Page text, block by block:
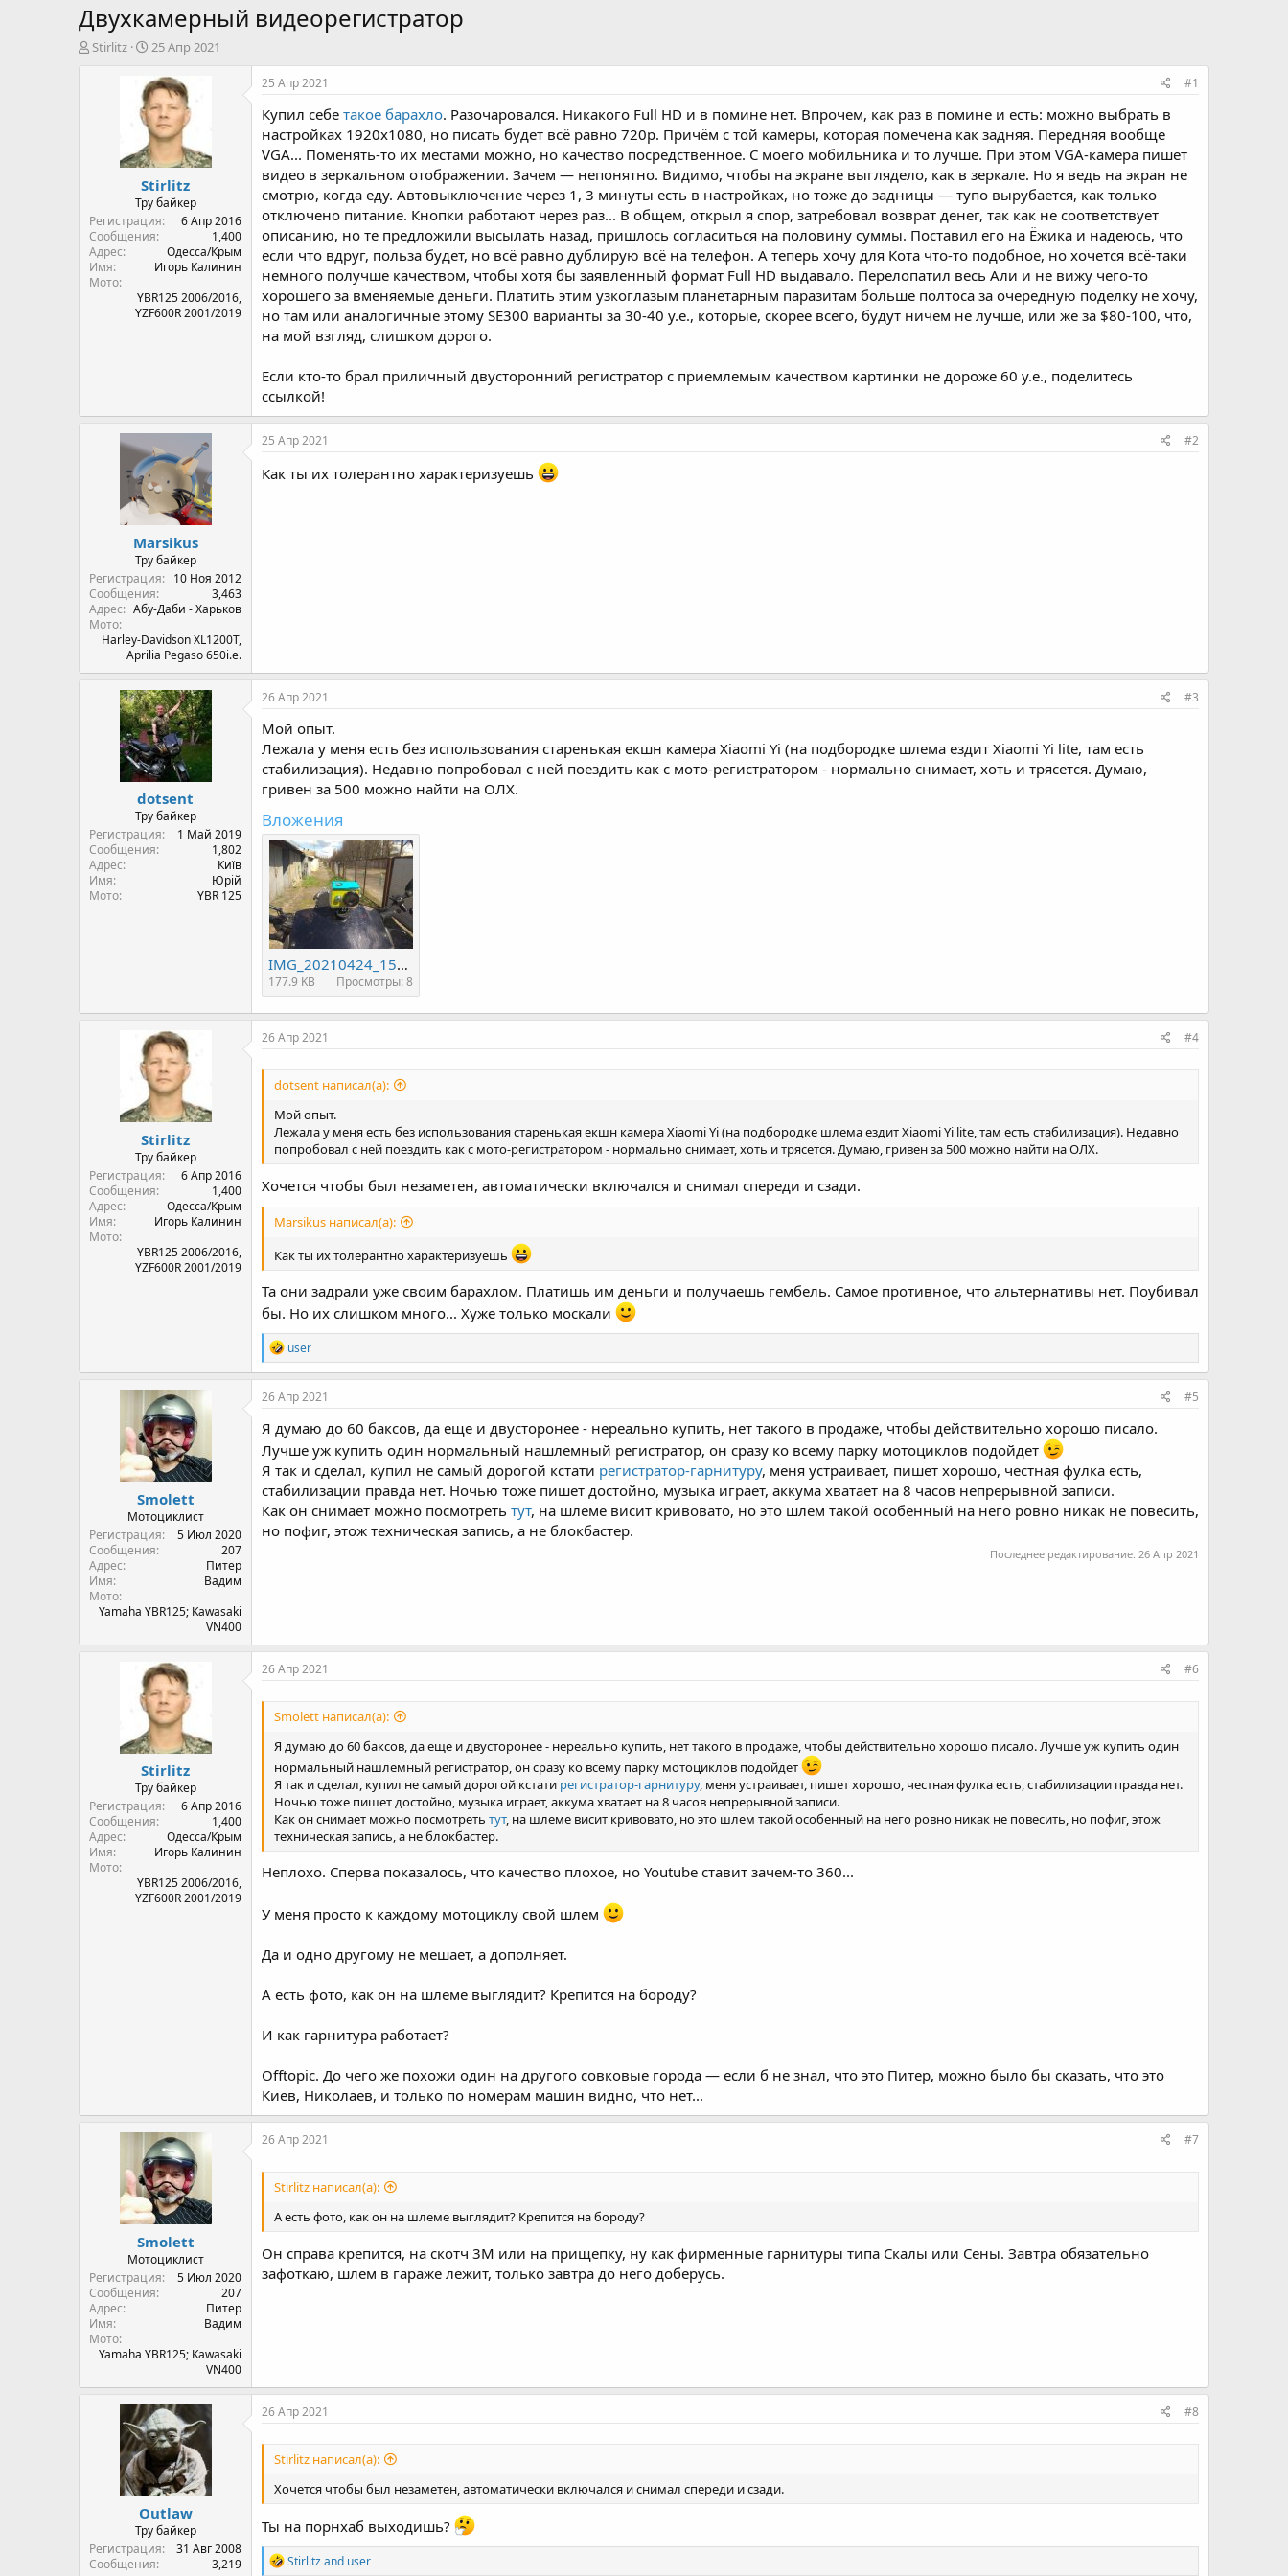
Двухкамерный видеорегистратор
А
Stirlitz
Д
т
а
н
а
ч
а
л
а
25 Апр 2021
Stirlitz
Тру байкер
Регистрация
6 Апр 2016
Сообщения
1,400
Адрес
Одесса/Крым
Имя
Игорь Калинин
Мото
YBR125 2006/2016,
YZF600R 2001/2019
25 Апр 2021 #1
Купил себе такое барахло. Разочаровался. Никакого Full HD и в помине нет. Впрочем, как раз в помине и есть: можно выбрать в
настройках 1920x1080, но писать будет всё равно 720p. Причём с той камеры, которая помечена как задняя. Передняя вообще
VGA... Поменять-то их местами можно, но качество посредственное. С моего мобильника и то лучше. При этом VGA-камера пишет
видео в зеркальном отображении. Зачем — непонятно. Видимо, чтобы на экране выглядело, как в зеркале. Но я ведь на экран не
смотрю, когда еду. Автовыключение через 1, 3 минуты есть в настройках, но тоже до задницы — тупо вырубается, как только
отключено питание. Кнопки работают через раз... В общем, открыл я спор, затребовал возврат денег, так как не соответствует
описанию, но те предложили высылать назад, пришлось согласиться на половину суммы. Поставил его на Ёжика и надеюсь, что
если что вдруг, польза будет, но всё равно дублирую всё на телефон. А теперь хочу для Кота что-то подобное, но хочется всё-таки
немного получше качеством, чтобы хотя бы заявленный формат Full HD выдавало. Перелопатил весь Али и не вижу чего-то
хорошего за вменяемые деньги. Платить этим узкоглазым планетарным паразитам больше полтоса за очередную поделку не хочу,
но там или аналогичные этому SE300 варианты за 30-40 у.е., которые, скорее всего, будут ничем не лучше, или же за $80-100, что,
на мой взгляд, слишком дорого.
Если кто-то брал приличный двусторонний регистратор с приемлемым качеством картинки не дороже 60 у.е., поделитесь
ссылкой!
Marsikus
Тру байкер
Регистрация
10 Ноя 2012
Сообщения
3,463
Адрес
Абу-Даби - Харьков
Мото
Harley-Davidson XL1200T,
Aprilia Pegaso 650i.e.
25 Апр 2021 #2
Как ты их толерантно характеризуешь
dotsent
Тру байкер
Регистрация
1 Май 2019
Сообщения
1,802
Адрес
Київ
Имя
Юрій
Мото
YBR 125
26 Апр 2021 #3
Мой опыт.
Лежала у меня есть без использования старенькая екшн камера Xiaomi Yi (на подбородке шлема ездит Xiaomi Yi lite, там есть
стабилизация). Недавно попробовал с ней поездить как с мото-регистратором - нормально снимает, хоть и трясется. Думаю,
гривен за 500 можно найти на ОЛХ.
Вложения
IMG_20210424_150739.jpg
177.9 KB Просмотры: 8
Stirlitz
Тру байкер
Регистрация
6 Апр 2016
Сообщения
1,400
Адрес
Одесса/Крым
Имя
Игорь Калинин
Мото
YBR125 2006/2016,
YZF600R 2001/2019
26 Апр 2021 #4
dotsent написал(а):
Мой опыт.
Лежала у меня есть без использования старенькая екшн камера Xiaomi Yi (на подбородке шлема ездит Xiaomi Yi lite, там есть стабилизация). Недавно
попробовал с ней поездить как с мото-регистратором - нормально снимает, хоть и трясется. Думаю, гривен за 500 можно найти на ОЛХ.
Хочется чтобы был незаметен, автоматически включался и снимал спереди и сзади.
Marsikus написал(а):
Как ты их толерантно характеризуешь
Та они задрали уже своим барахлом. Платишь им деньги и получаешь гембель. Самое противное, что альтернативы нет. Поубивал
бы. Но их слишком много... Хуже только москали
R
e
a
c
o
n
s
:
user
Smolett
Мотоциклист
Регистрация
5 Июл 2020
Сообщения
207
Адрес
Питер
Имя
Вадим
Мото
Yamaha YBR125; Kawasaki
VN400
26 Апр 2021 #5
Я думаю до 60 баксов, да еще и двусторонее - нереально купить, нет такого в продаже, чтобы действительно хорошо писало.
Лучше уж купить один нормальный нашлемный регистратор, он сразу ко всему парку мотоциклов подойдет
Я так и сделал, купил не самый дорогой кстати регистратор-гарнитуру, меня устраивает, пишет хорошо, честная фулка есть,
стабилизации правда нет. Ночью тоже пишет достойно, музыка играет, аккума хватает на 8 часов непрерывной записи.
Как он снимает можно посмотреть тут, на шлеме висит кривовато, но это шлем такой особенный на него ровно никак не повесить,
но пофиг, этож техническая запись, а не блокбастер.
Последнее редактирование: 26 Апр 2021
Stirlitz
Тру байкер
Регистрация
6 Апр 2016
Сообщения
1,400
Адрес
Одесса/Крым
Имя
Игорь Калинин
Мото
YBR125 2006/2016,
YZF600R 2001/2019
26 Апр 2021 #6
Smolett написал(а):
Я думаю до 60 баксов, да еще и двусторонее - нереально купить, нет такого в продаже, чтобы действительно хорошо писало. Лучше уж купить один
нормальный нашлемный регистратор, он сразу ко всему парку мотоциклов подойдет
Я так и сделал, купил не самый дорогой кстати регистратор-гарнитуру, меня устраивает, пишет хорошо, честная фулка есть, стабилизации правда нет.
Ночью тоже пишет достойно, музыка играет, аккума хватает на 8 часов непрерывной записи.
Как он снимает можно посмотреть тут, на шлеме висит кривовато, но это шлем такой особенный на него ровно никак не повесить, но пофиг, этож
техническая запись, а не блокбастер.
Неплохо. Сперва показалось, что качество плохое, но Youtube ставит зачем-то 360...
У меня просто к каждому мотоциклу свой шлем
Да и одно другому не мешает, а дополняет.
А есть фото, как он на шлеме выглядит? Крепится на бороду?
И как гарнитура работает?
Offtopic. До чего же похожи один на другого совковые города — если б не знал, что это Питер, можно было бы сказать, что это
Киев, Николаев, и только по номерам машин видно, что нет...
Smolett
Мотоциклист
Регистрация
5 Июл 2020
Сообщения
207
Адрес
Питер
Имя
Вадим
Мото
Yamaha YBR125; Kawasaki
VN400
26 Апр 2021 #7
Stirlitz написал(а):
А есть фото, как он на шлеме выглядит? Крепится на бороду?
Он справа крепится, на скотч 3М или на прищепку, ну как фирменные гарнитуры типа Скалы или Сены. Завтра обязательно
зафоткаю, шлем в гараже лежит, только завтра до него доберусь.
Outlaw
Тру байкер
Регистрация
31 Авг 2008
Сообщения
3,219
26 Апр 2021 #8
Stirlitz написал(а):
Хочется чтобы был незаметен, автоматически включался и снимал спереди и сзади.
Ты на порнхаб выходишь?
R
Stirlitzand user